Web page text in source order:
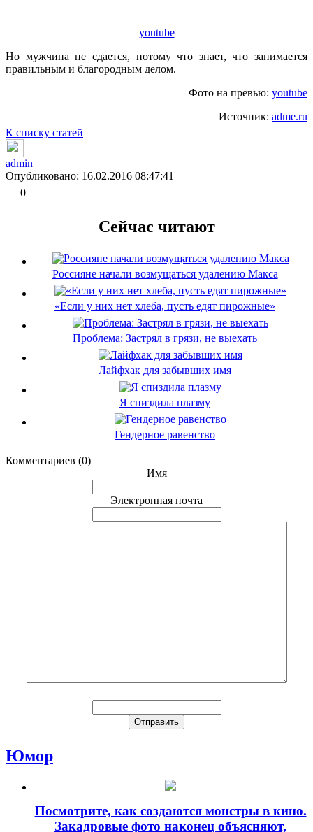
youtube
Но мужчина не сдается, потому что знает, что занимается
правильным и благородным делом.
Фото на превью: youtube
Источник: adme.ru
К списку статей
admin
Опубликовано: 16.02.2016 08:47:41
0
Сейчас читают
Россияне начали возмущаться удалению Макса
«Если у них нет хлеба, пусть едят пирожные»
Проблема: Застрял в грязи, не выехать
Лайфхак для забывших имя
Я спиздила плазму
Гендерное равенство
Комментариев (0)
Имя
Электронная почта
Юмор
Посмотрите, как создаются монстры в кино.
Закадровые фото наконец объясняют,